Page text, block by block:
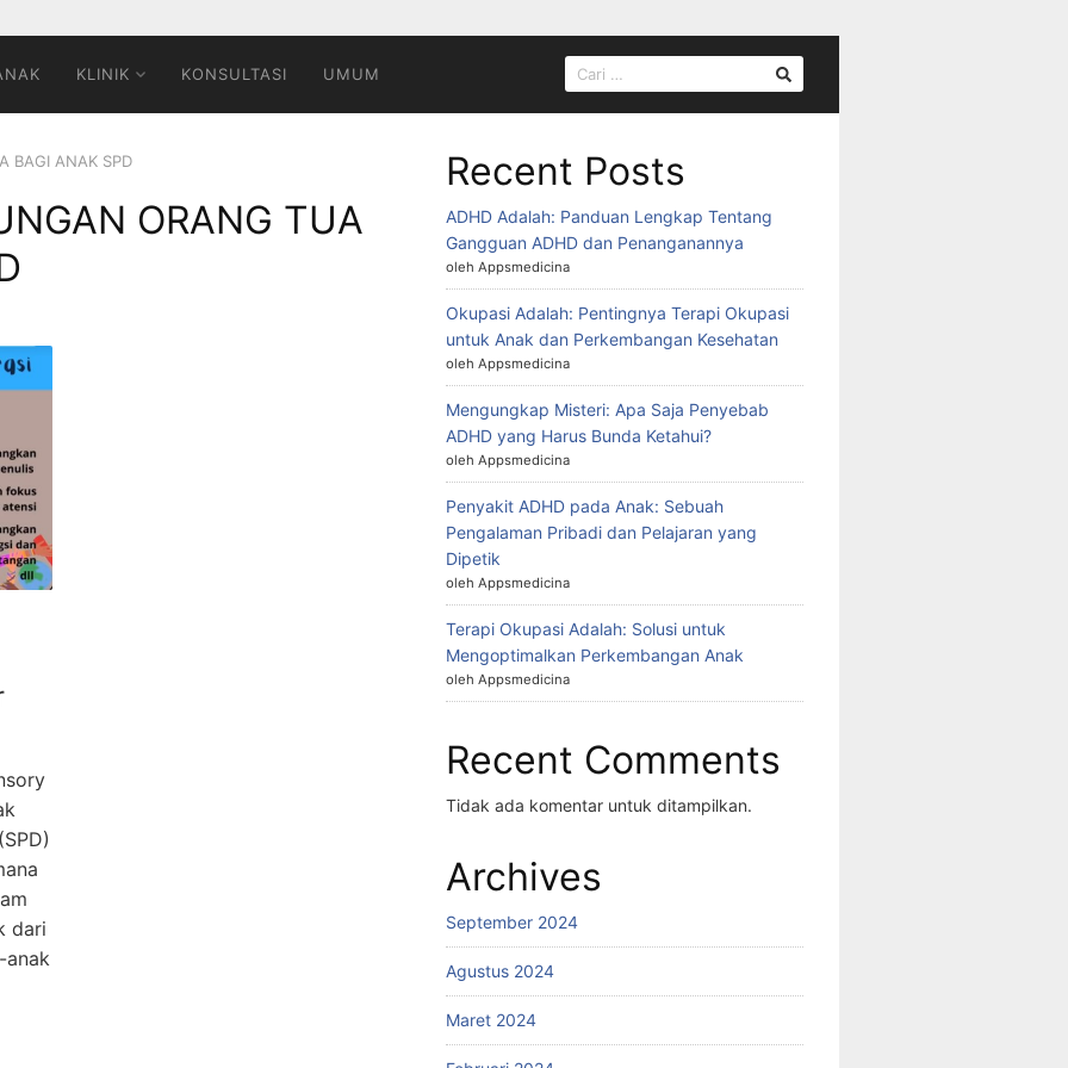
KLINIK KONSULTASI UMUM
CARI
UNTUK:
BAGI ANAK SPD
ORANG TUA
dari
anak
Recent Posts
ADHD Adalah: Panduan Lengkap Tentang
Gangguan ADHD dan Penanganannya
oleh Appsmedicina
Okupasi Adalah: Pentingnya Terapi Okupasi
untuk Anak dan Perkembangan Kesehatan
oleh Appsmedicina
Mengungkap Misteri: Apa Saja Penyebab
ADHD yang Harus Bunda Ketahui?
oleh Appsmedicina
Penyakit ADHD pada Anak: Sebuah
Pengalaman Pribadi dan Pelajaran yang
Dipetik
oleh Appsmedicina
Terapi Okupasi Adalah: Solusi untuk
Mengoptimalkan Perkembangan Anak
oleh Appsmedicina
Recent Comments
Tidak ada komentar untuk ditampilkan.
Archives
September 2024
Agustus 2024
Maret 2024